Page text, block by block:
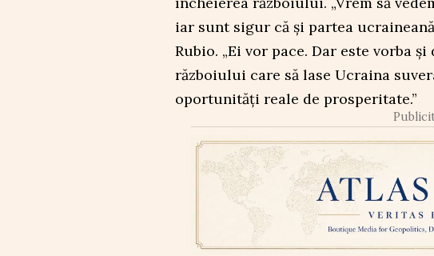
iar sunt sigur că și partea
Rubio. „Ei vor pace. Dar este vorba
războiului care să lase Ucraina
oportunități reale de prosperitate.”